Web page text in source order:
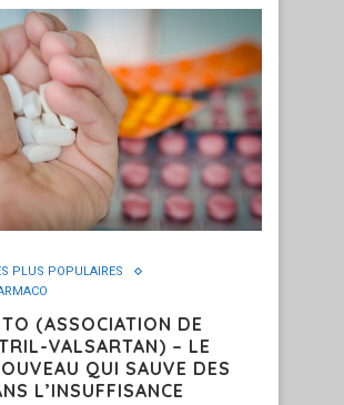
PLUS POPULAIRES
(ASSOCIATION DE
VALSARTAN) – LE
QUI SAUVE DES
L’INSUFFISANCE